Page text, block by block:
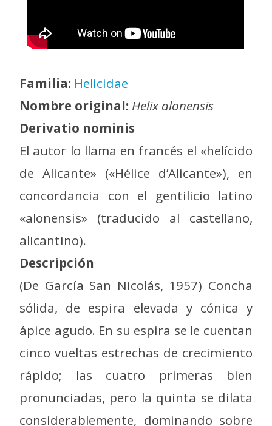
Familia: Helicidae
Nombre original: Helix alonensis
Derivatio nominis
El autor lo llama en francés el «helícido
de Alicante» («Hélice d’Alicante»), en
concordancia con el gentilicio latino
«alonensis» (traducido al castellano,
alicantino).
Descripción
(De García San Nicolás, 1957) Concha
sólida, de espira elevada y cónica y
ápice agudo. En su espira se le cuentan
cinco vueltas estrechas de crecimiento
rápido; las cuatro primeras bien
pronunciadas, pero la quinta se dilata
considerablemente, dominando sobre